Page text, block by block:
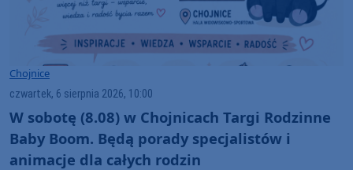
Chojnice
czwartek, 6 sierpnia 2026, 10:00
W sobotę (8.08) w Chojnicach Targi Rodzinne
Baby Boom. Będą porady specjalistów i
animacje dla całych rodzin